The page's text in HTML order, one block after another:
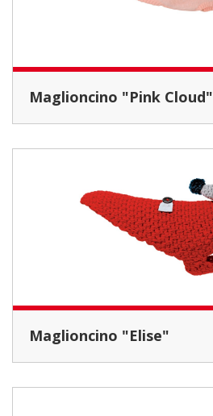
Maglioncino "Pink Cloud"
Maglioncino "Elise"